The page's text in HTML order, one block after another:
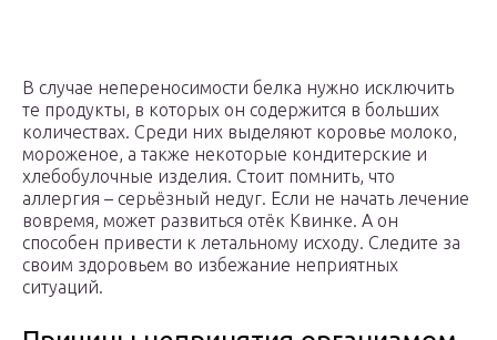
В случае непереносимости белка нужно исключить
те продукты, в которых он содержится в больших
количествах. Среди них выделяют коровье молоко,
мороженое, а также некоторые кондитерские и
хлебобулочные изделия. Стоит помнить, что
аллергия – серьёзный недуг. Если не начать лечение
вовремя, может развиться отёк Квинке. А он
способен привести к летальному исходу. Следите за
своим здоровьем во избежание неприятных
ситуаций.